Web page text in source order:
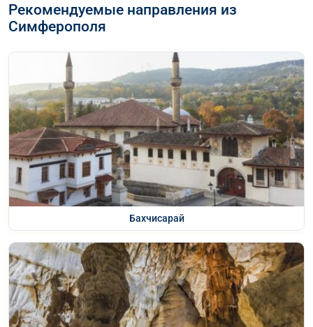
Рекомендуемые направления из
Симферополя
Бахчисарай